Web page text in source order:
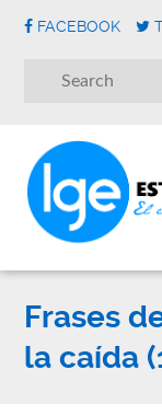
FACEBOOK
Frases
la caída